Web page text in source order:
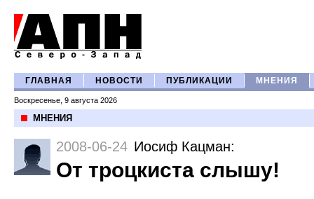
ГЛАВНАЯ НОВОСТИ ПУБЛИКАЦИИ МНЕНИЯ
Воскресенье, 9 августа 2026
МНЕНИЯ
2008-06-24 Иосиф Кацман:
От троцкиста слышу!